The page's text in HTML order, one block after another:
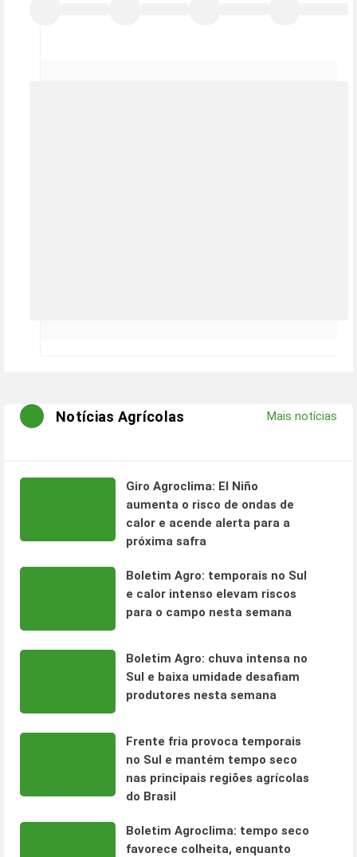
Notícias Agrícolas Mais notícias
Giro Agroclima: El Niño
aumenta o risco de ondas de
calor e acende alerta para a
próxima safra
Boletim Agro: temporais no Sul
e calor intenso elevam riscos
para o campo nesta semana
Boletim Agro: chuva intensa no
Sul e baixa umidade desafiam
produtores nesta semana
Frente fria provoca temporais
no Sul e mantém tempo seco
nas principais regiões agrícolas
do Brasil
Boletim Agroclima: tempo seco
favorece colheita, enquanto